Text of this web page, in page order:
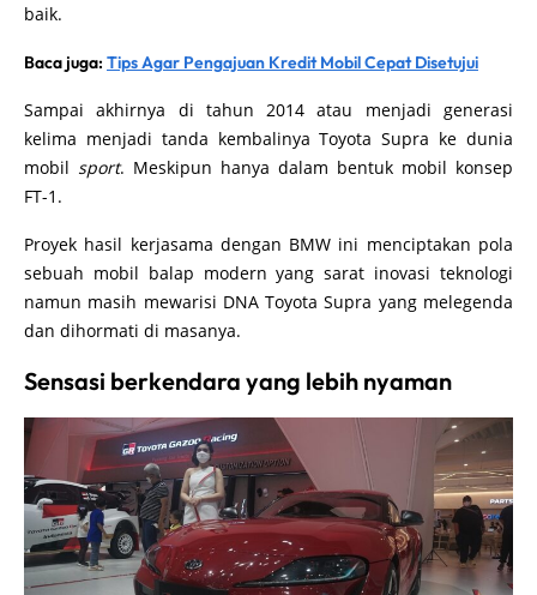
baik.
Baca juga: Tips Agar Pengajuan Kredit Mobil Cepat Disetujui
Sampai akhirnya di tahun 2014 atau menjadi generasi
kelima menjadi tanda kembalinya Toyota Supra ke dunia
mobil sport. Meskipun hanya dalam bentuk mobil konsep
FT-1.
Proyek hasil kerjasama dengan BMW ini menciptakan pola
sebuah mobil balap modern yang sarat inovasi teknologi
namun masih mewarisi DNA Toyota Supra yang melegenda
dan dihormati di masanya.
Sensasi berkendara yang lebih nyaman